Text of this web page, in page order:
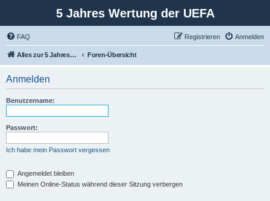
5 Jahres Wertung der UEFA
FAQ Anmelden
Registrieren
Alles zur 5 Jahreswertung / Tabelle der UEFA mit vielen Statistiken. Foren-Übersicht
Anmelden
Benutzername:
Passwort:
Ich habe mein Passwort vergessen
Angemeldet bleiben
Meinen Online-Status während dieser Sitzung verbergen